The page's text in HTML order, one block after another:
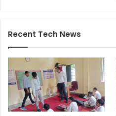
Recent Tech News